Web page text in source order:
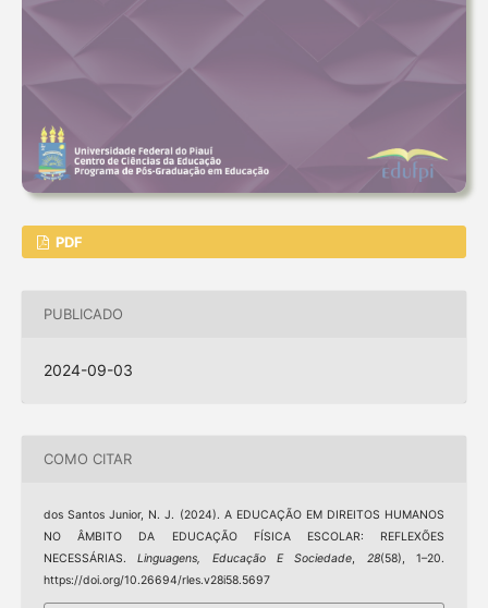
PDF
PUBLICADO
2024-09-03
COMO CITAR
dos Santos Junior, N. J. (2024). A EDUCAÇÃO EM DIREITOS HUMANOS
NO ÂMBITO DA EDUCAÇÃO FÍSICA ESCOLAR: REFLEXÕES
NECESSÁRIAS.Linguagens, Educação E Sociedade, 28(58), 1–20.
https://doi.org/10.26694/rles.v28i58.5697